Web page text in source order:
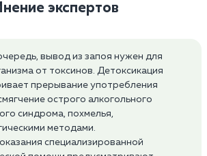
экспертов
вывод из запоя нужен для
от токсинов. Детоксикация
прерывание употребления
острого алкогольного
синдрома, похмелья,
методами.
специализированной